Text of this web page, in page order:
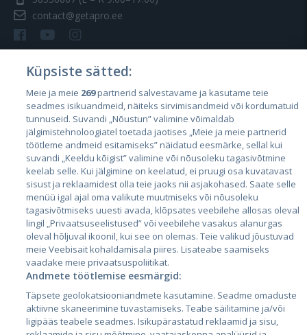
contact@getapro.ee
Riigid
Eesti
Läti
Leedu
City24.lv
City24.ee
GetaPro.lv
CVbankas.lt
Kainos.lt
Paslaugos.lt
Küpsiste sätted:
Meie ja meie 269partnerid salvestavame ja kasutame teie
seadmes isikuandmeid, näiteks sirvimisandmeid või kordumatuid
tunnuseid. Suvandi „Nõustun” valimine võimaldab
jälgimistehnoloogiatel toetada jaotises „Meie ja meie partnerid
töötleme andmeid esitamiseks” näidatud eesmärke, sellal kui
suvandi „Keeldu kõigist” valimine või nõusoleku tagasivõtmine
keelab selle. Kui jälgimine on keelatud, ei pruugi osa kuvatavast
sisust ja reklaamidest olla teie jaoks nii asjakohased. Saate selle
menüü igal ajal oma valikute muutmiseks või nõusoleku
tagasivõtmiseks uuesti avada, klõpsates veebilehe allosas oleval
lingil „Privaatsuseelistused” või veebilehe vasakus alanurgas
oleval hõljuval ikoonil, kui see on olemas. Teie valikud jõustuvad
meie Veebisait kohaldamisala piires. Lisateabe saamiseks
vaadake meie privaatsuspoliitikat.
Andmete töötlemise eesmärgid:
Täpsete geolokatsiooniandmete kasutamine. Seadme omaduste
aktiivne skaneerimine tuvastamiseks. Teabe säilitamine ja/või
ligipääs teabele seadmes. Isikupärastatud reklaamid ja sisu,